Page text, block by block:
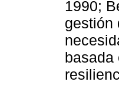
1990;
gestión
basada